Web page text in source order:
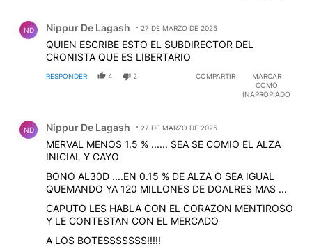
ND Nippur De Lagash 27 DE MARZO DE 2025
QUIEN ESCRIBE ESTO EL SUBDIRECTOR DEL
CRONISTA QUE ES LIBERTARIO
RESPONDER 4 2 COMPARTIR
MARCAR
COMO
INAPROPIADO
ND Nippur De Lagash 27 DE MARZO DE 2025
MERVAL MENOS 1.5 % ...... SEA SE COMIO EL ALZA
INICIAL Y CAYO
BONO AL30D ....EN 0.15 % DE ALZA O SEA IGUAL
QUEMANDO YA 120 MILLONES DE DOALRES MAS ...
CAPUTO LES HABLA CON EL CORAZON MENTIROSO
Y LE CONTESTAN CON EL MERCADO
A LOS BOTESSSSSSS!!!!!